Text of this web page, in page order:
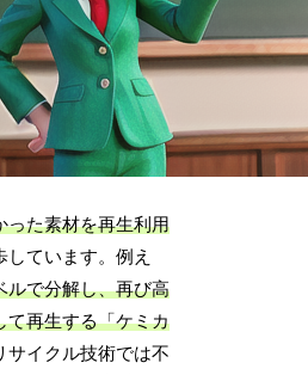
った素材を再生利用
ています。例え
ルで分解し、再び高
て再生する「ケミカ
サイクル技術では不